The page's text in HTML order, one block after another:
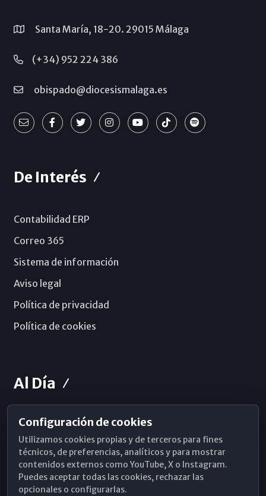
Santa María, 18-20. 29015 Málaga
(+34) 952 224 386
obispado@diocesismalaga.es
De Interés
Contabilidad ERP
Correo 365
Sistema de información
Aviso legal
Política de privacidad
Política de cookies
Al Día
Horarios de Misa
Hemeroteca
WhatsApp
Configuración de cookies
Utilizamos cookies propias y de terceros para fines
técnicos, de preferencias, analíticos y para mostrar
contenidos externos como YouTube, X o Instagram.
Puedes aceptar todas las cookies, rechazar las
opcionales o configurarlas.